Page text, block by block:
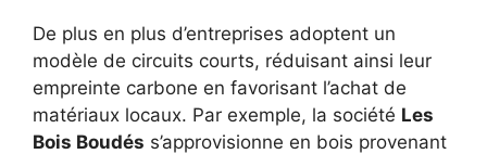
De plus en plus d’entreprises adoptent un
modèle de circuits courts, réduisant ainsi leur
empreinte carbone en favorisant l’achat de
matériaux locaux. Par exemple, la société Les
Bois Boudés s’approvisionne en bois provenant